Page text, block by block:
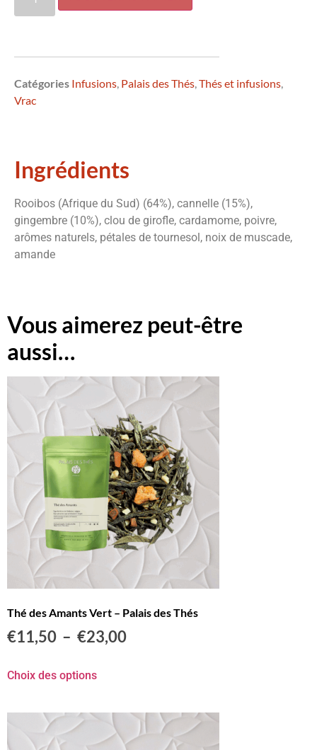
Catégories Infusions Palais des Thés Thés et infusions
Vrac
Ingrédients
Rooibos (Afrique du Sud) (64%), cannelle (15%),
gingembre (10%), clou de girofle, cardamome, poivre,
arômes naturels, pétales de tournesol, noix de muscade,
amande
Vous aimerez peut-être
aussi…
Thé des Amants Vert – Palais des Thés
€11,50 – €23,00
Choix des options